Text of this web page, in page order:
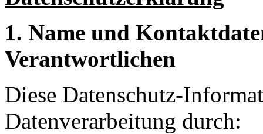
1. Name und
Verantwortlichen
Diese Datenschutz-
Datenverarbeitung durch: